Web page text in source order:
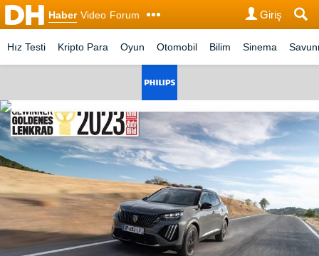
Haber Video Forum Giriş
Hız Testi Kripto Para Oyun Otomobil Bilim Sinema